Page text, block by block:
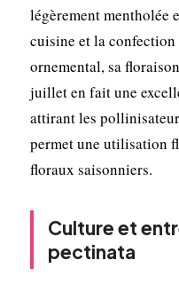
légèrement mentholée
cuisine et la confection
ornemental, sa
juillet en fait une
attirant les
permet une utilisation
floraux saisonniers.
Culture et
pectinata